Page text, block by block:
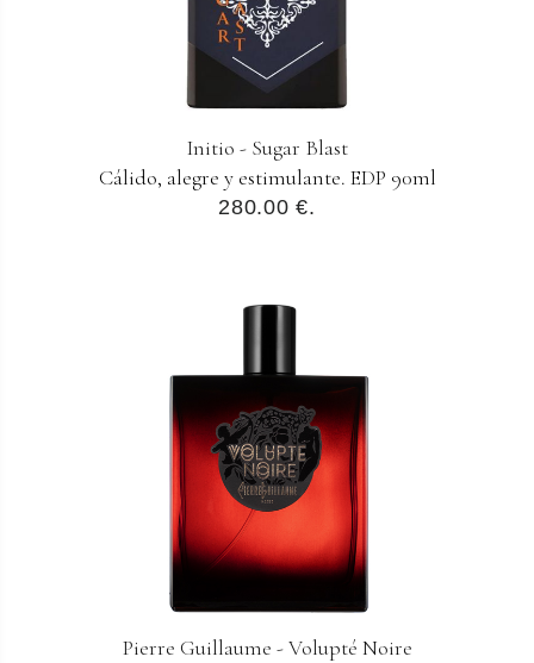
Initio - Sugar Blast
Cálido, alegre y estimulante. EDP 90ml
280.00 €.
Pierre Guillaume - Volupté Noire